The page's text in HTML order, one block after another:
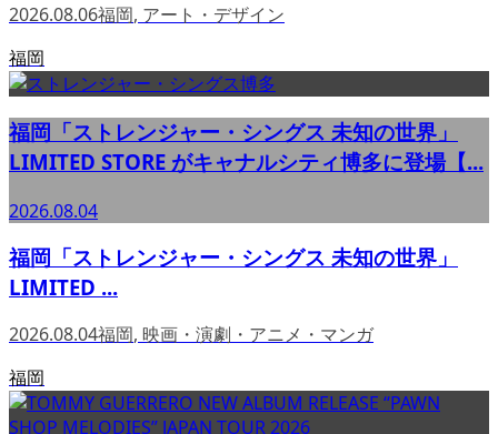
2026.08.06福岡, アート・デザイン
福岡
福岡「ストレンジャー・シングス 未知の世界」
LIMITED STORE がキャナルシティ博多に登場【...
2026.08.04
福岡「ストレンジャー・シングス 未知の世界」
LIMITED ...
2026.08.04福岡, 映画・演劇・アニメ・マンガ
福岡